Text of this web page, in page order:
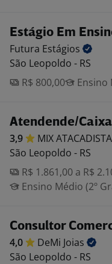
Estágio Em
Futura Estágios
São Leopoldo - RS
R$ 800,00
Ensino
Atendende/Caixa
3,9 MIX ATACADISTA
São Leopoldo - RS
R$ 1.861,00 a R$
Ensino Médio (2º
Consultor
4,0 DeMi Joias
São Leopoldo - RS